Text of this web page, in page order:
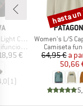
Sock
€
(1 )
MARCA
Artículo
Women's L/S Cap Cool Daily Shirt
Product
Camiseta
64,95 € a
50,66
Descuento
hasta